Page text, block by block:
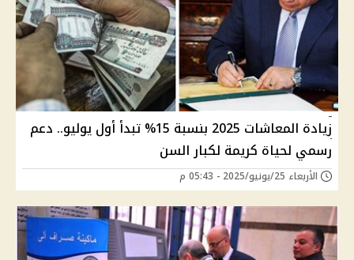
زيادة المعاشات 2025 بنسبة 15% تبدأ أول يوليو.. دعم
رسمي لحياة كريمة لكبار السن
الأربعاء 25/يونيو/2025 - 05:43 م